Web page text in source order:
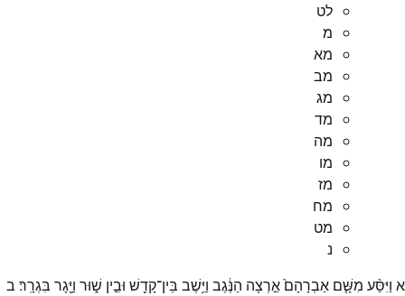
לט
מ
מא
מב
מג
מד
מה
מו
מז
מח
מט
נ
א וַיִּסַּ֨ע מִשָּׁ֤ם אַבְרָהָם֙אַ֣רְצָה הַנֶּ֔גֶב וַיֵּ֥שֶׁב בֵּין־קָדֵ֖שׁ וּבֵ֣ין שׁ֑וּר וַיָּ֖גָר בִּגְרָֽר׃ ב